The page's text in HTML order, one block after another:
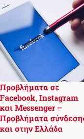
Προβλήματα σε
Facebook, Instagram
και Messenger –
Προβλήματα
και στην Ελλάδα